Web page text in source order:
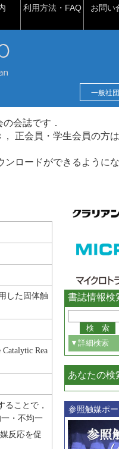
利用方法・FAQ お問い
一般社
会誌です．
正会員・学生会員の方
ロードができるように
した固体触
Catalytic Rea
ることで，
・不均一
反応を促
書誌情報検
▼詳細検索
巻・号指
巻
範囲指定
あなたの検
参照触媒ポ